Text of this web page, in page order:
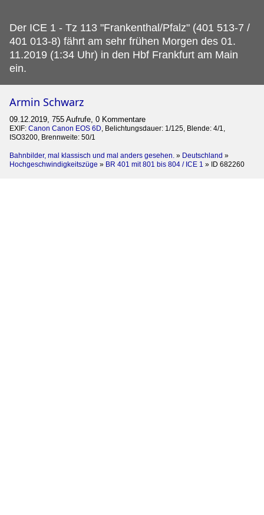
Der ICE 1 - Tz 113 "Frankenthal/Pfalz" (401 513-7 /
401 013-8) fährt am sehr frühen Morgen des 01.
11.2019 (1:34 Uhr) in den Hbf Frankfurt am Main
ein.
Armin Schwarz
09.12.2019, 755 Aufrufe, 0 Kommentare
EXIF: Canon Canon EOS 6D, Belichtungsdauer: 1/125, Blende: 4/1,
ISO3200, Brennweite: 50/1
Bahnbilder, mal klassisch und mal anders gesehen. » Deutschland »
Hochgeschwindigkeitszüge » BR 401 mit 801 bis 804 / ICE 1 » ID 682260